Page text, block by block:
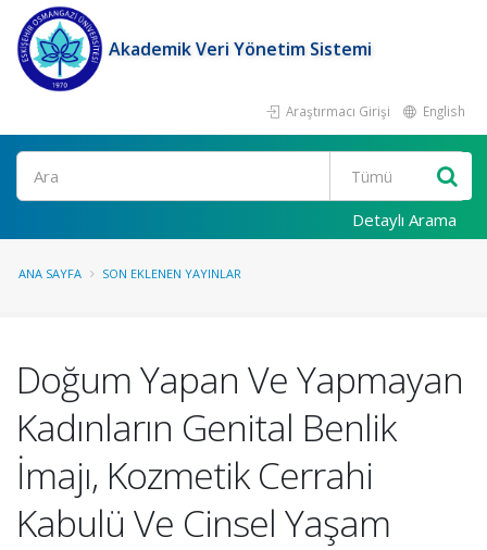
Akademik Veri Yönetim Sistemi
Araştırmacı Girişi English
Ara
Detaylı Arama
ANA SAYFA SON EKLENEN YAYINLAR
Doğum Yapan Ve Yapmayan
Kadınların Genital Benlik
İmajı, Kozmetik Cerrahi
Kabulü Ve Cinsel Yaşam